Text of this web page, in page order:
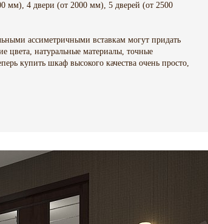
мм), 4 двери (от 2000 мм), 5 дверей (от 2500
ассиметричными вставкам могут придать
натуральные материалы, точные
купить шкаф высокого качества очень просто,